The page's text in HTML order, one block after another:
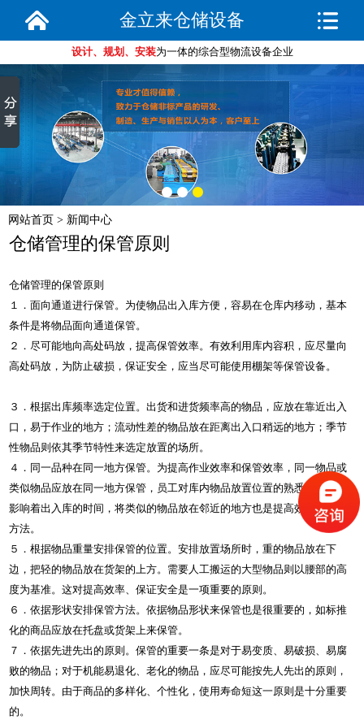
金立来仓储设备
设计、规划、安装为一体的综合型物流设备企业
网站首页 > 新闻中心
仓储管理的保管原则
仓储管理的保管原则
１．面向通道进行保管。为使物品出入库方便，容易在仓库内移动，基本
条件是将物品面向通道保管。
２．尽可能地向高处码放，提高保管效率。有效利用库内容积，应尽量向
高处码放，为防止破损，保证安全，应当尽可能使用棚架等保管设备。
３．根据出库频率选定位置。出货和进货频率高的物品，应放在靠近出入
口，易于作业的地方；流动性差的物品放在距离出入口稍远的地方；季节
性物品则依其季节特性来选定放置的场所。
４．同一品种在同一地方保管。为提高作业效率和保管效率，同一物品或
类似物品应放在同一地方保管，员工对库内物品放置位置的熟悉程度直接
影响着出入库的时间，将类似的物品放在邻近的地方也是提高效率的重要
方法。
５．根据物品重量安排保管的位置。安排放置场所时，重的物品放在下
边，把轻的物品放在货架的上方。需要人工搬运的大型物品则以腰部的高
度为基准。这对提高效率、保证安全是一项重要的原则。
６．依据形状安排保管方法。依据物品形状来保管也是很重要的，如标推
化的商品应放在托盘或货架上来保管。
７．依据先进先出的原则。保管的重要一条是对于易变质、易破损、易腐
败的物品；对于机能易退化、老化的物品，应尽可能按先人先出的原则，
加快周转。由于商品的多样化、个性化，使用寿命短这一原则是十分重要
的。